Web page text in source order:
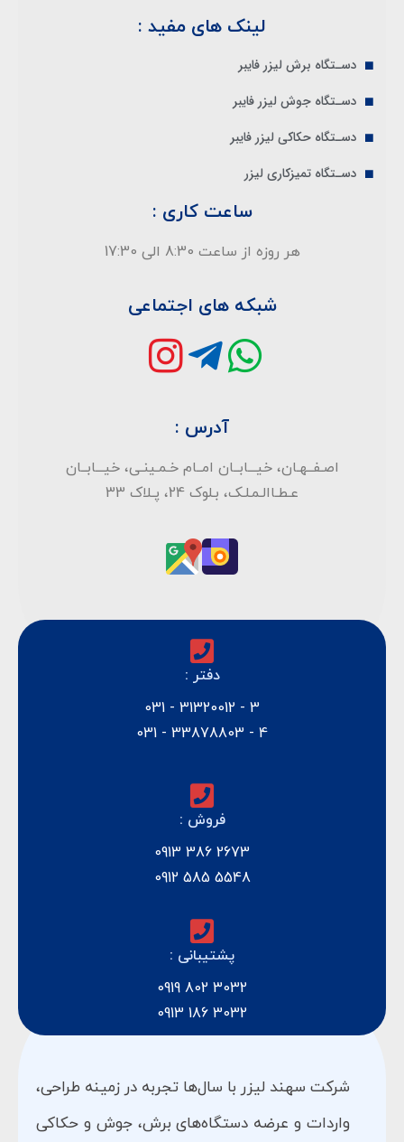
لینک های مفید :
دسـتگاه برش لیزر فایبر
دسـتگاه جوش لیزر فایبر
دسـتگاه حکاکی لیزر فایبر
دسـتگاه تمیزکاری لیزر
ساعت کاری :
هر روزه از ساعت 8:30 الی 17:30
شبکه های اجتماعی
آدرس :
اصـفــهـان، خیـــابــان امــام خـمـینـی، خیـــابــان
عـطـاالـمـلـک، بـلوک 24، پـلاک 33
دفتر :
3 - 31320012 - 031
4 - 33878803 - 031
فروش :
2673 386 0913
5548 585 0912
پشتیبانی :
3032 802 0919
3032 186 0913
شرکت سهند لیزر با سال‌ها تجربه در زمینه طراحی،
واردات و عرضه دستگاه‌های برش، جوش و حکاکی